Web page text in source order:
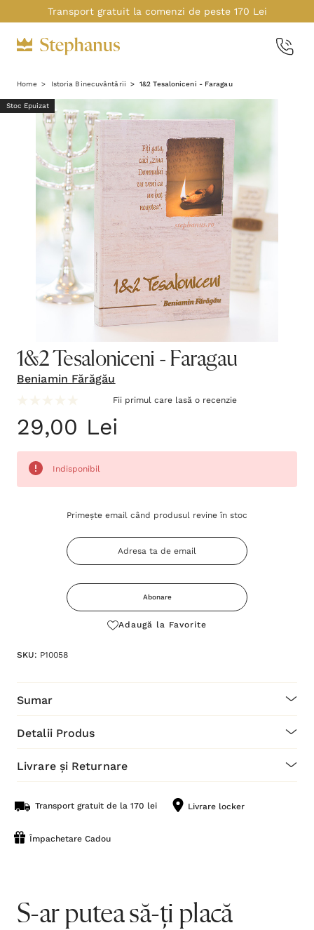
Transport gratuit la comenzi de peste 170 Lei
Home Istoria Binecuvântării 1&2 Tesaloniceni - Faragau
Stoc Epuizat
1&2 Tesaloniceni - Faragau
Beniamin Fărăgău
Fii primul care lasă o recenzie
29,00 Lei
Indisponibil
Primește email când produsul revine în stoc
Abonare
Adaugă la Favorite
SKU: P10058
Sumar
Detalii Produs
Livrare și Returnare
Transport gratuit de la 170 lei Livrare locker
Împachetare Cadou
S-ar putea să-ți placă